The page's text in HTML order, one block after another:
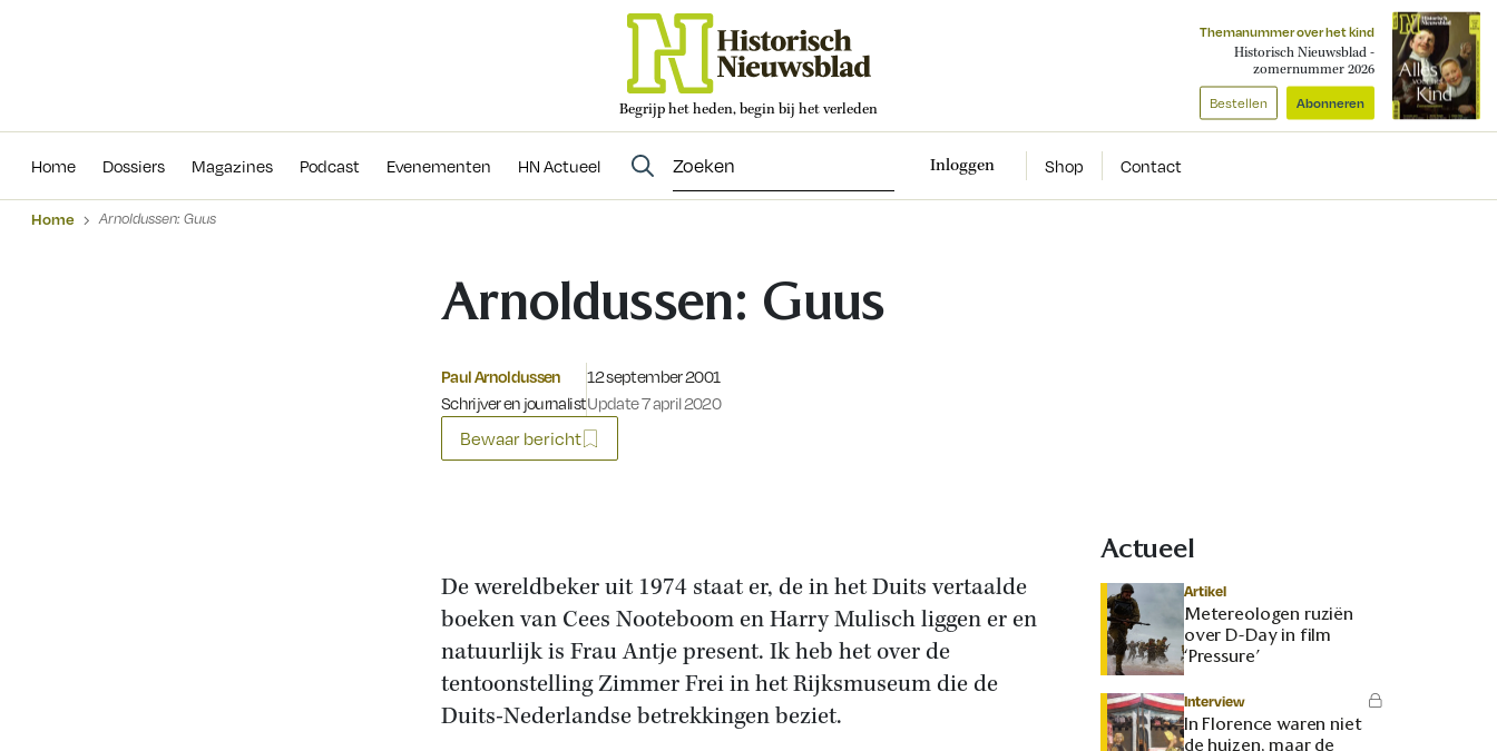
Begrijp het heden, begin bij het verleden
Themanummer over het kind
Historisch Nieuwsblad -
zomernummer 2026
Bestellen Abonneren
Home Dossiers Magazines Podcast Evenementen HN Actueel Inloggen Shop Contact
Evenementen
Home Arnoldussen: Guus
Arnoldussen: Guus
Paul Arnoldussen
Schrijver en journalist
Gepubliceerd op:
12 september 2001
Update 7 april 2020
Bewaar bericht
De wereldbeker uit 1974 staat er, de in het Duits vertaalde
boeken van Cees Nooteboom en Harry Mulisch liggen er en
natuurlijk is Frau Antje present. Ik heb het over de
tentoonstelling Zimmer Frei in het Rijksmuseum die de
Duits-Nederlandse betrekkingen beziet.
Actueel
Artikel
Metereologen ruziën
over D-Day in film
‘Pressure’
Interview
In Florence waren niet
de huizen, maar de